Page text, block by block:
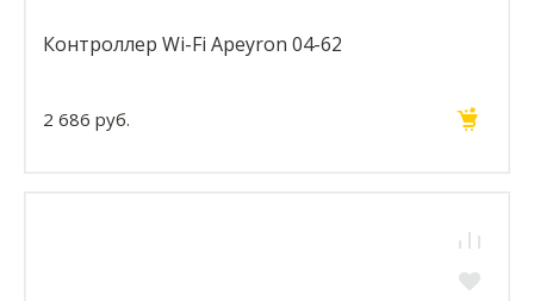
Контроллер Wi-Fi Apeyron 04-62
2 686 руб.